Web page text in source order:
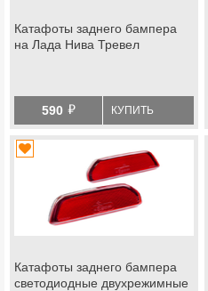
Катафоты заднего бампера
на Лада Нива Тревел
590 й КУПИТЬ
Катафоты заднего бампера
светодиодные двухрежимные